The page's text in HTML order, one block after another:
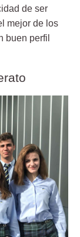
de ser
mejor de los
buen perfil